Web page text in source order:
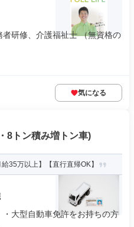
研修、介護福祉士 （無資格の
気になる
8トン積み増トン車)
35万以上】【直行直帰OK】
大型自動車免許をお持ちの方